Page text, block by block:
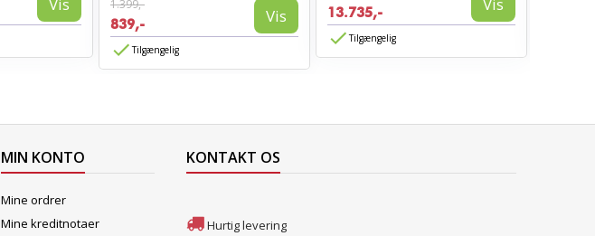
1.399,-
839,- Vis
Tilgængelig
13.735,-
Tilgængelig
MIN KONTO
Mine ordrer
Mine kreditnotaer
KONTAKT OS
Hurtig levering